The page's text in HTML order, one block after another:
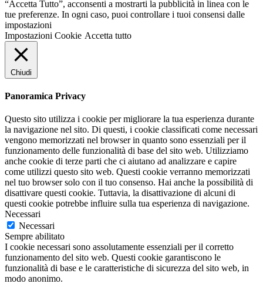
“Accetta Tutto”, acconsenti a mostrarti la pubblicità in linea con le
tue preferenze. In ogni caso, puoi controllare i tuoi consensi dalle
impostazioni
Impostazioni Cookie Accetta tutto
Chiudi
Panoramica Privacy
Questo sito utilizza i cookie per migliorare la tua esperienza durante
la navigazione nel sito. Di questi, i cookie classificati come necessari
vengono memorizzati nel browser in quanto sono essenziali per il
funzionamento delle funzionalità di base del sito web. Utilizziamo
anche cookie di terze parti che ci aiutano ad analizzare e capire
come utilizzi questo sito web. Questi cookie verranno memorizzati
nel tuo browser solo con il tuo consenso. Hai anche la possibilità di
disattivare questi cookie. Tuttavia, la disattivazione di alcuni di
questi cookie potrebbe influire sulla tua esperienza di navigazione.
Necessari
Necessari
Sempre abilitato
I cookie necessari sono assolutamente essenziali per il corretto
funzionamento del sito web. Questi cookie garantiscono le
funzionalità di base e le caratteristiche di sicurezza del sito web, in
modo anonimo.